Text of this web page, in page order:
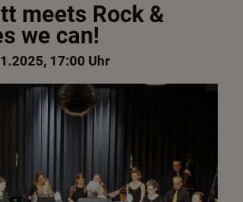
meets Rock &
we can!
17:00 Uhr